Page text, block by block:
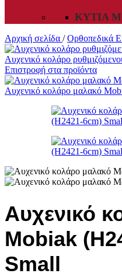
ΚΥΤΊΑ
Αρχική σελίδα / Ορθοπεδικά
Αυχενικό κολάρο
Επιστροφή στα προϊόντα
Αυχενικό κολάρο μαλακό
Αυχενικό
Mobiak
Small